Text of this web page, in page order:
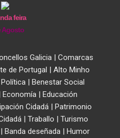
feira
Agosto
Galicia| Comarcas
de Portugal | Alto Minho
Política| Benestar Social
Economía | Educación
Cidadá| Patrimonio
| Traballo | Turismo
| Banda deseñada | Humor